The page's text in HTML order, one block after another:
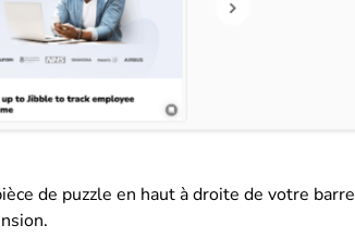
de puzzle en haut à droite de votre barre